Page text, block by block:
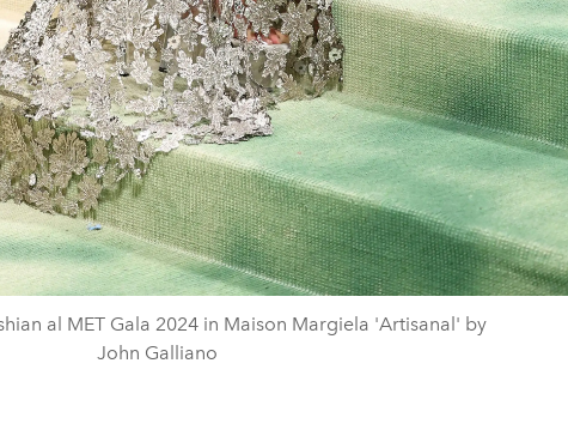
al MET Gala 2024 in Maison Margiela 'Artisanal' by
John Galliano